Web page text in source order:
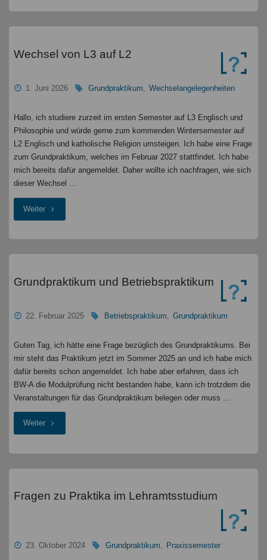
"
Wechsel von L3 auf L2
1. Juni 2026 Grundpraktikum Wechselangelegenheiten
Hallo, ich studiere zurzeit im ersten Semester auf L3 Englisch und
Philosophie und würde gerne zum kommenden Wintersemester auf
L2 Englisch und katholische Religion umsteigen. Ich habe eine Frage
zum Grundpraktikum, welches im Februar 2027 stattfindet. Ich habe
mich bereits dafür angemeldet. Daher wollte ich nachfragen, wie sich
dieser Wechsel …
Weiter"Wechsel
Grundpraktikum und Betriebspraktikum
22. Februar 2025 Betriebspraktikum Grundpraktikum
Guten Tag, ich hätte eine Frage bezüglich des Grundpraktikums. Bei
mir steht das Praktikum jetzt im Sommer 2025 an und ich habe mich
dafür bereits schon angemeldet. Ich habe aber erfahren, dass ich
BW-A die Modulprüfung nicht bestanden habe, kann ich trotzdem die
Veranstaltungen für das Grundpraktikum belegen oder muss …
Weiter"Grundpraktikum
Fragen zu Praktika im Lehramtsstudium
23. Oktober 2024 Grundpraktikum, Praxissemester